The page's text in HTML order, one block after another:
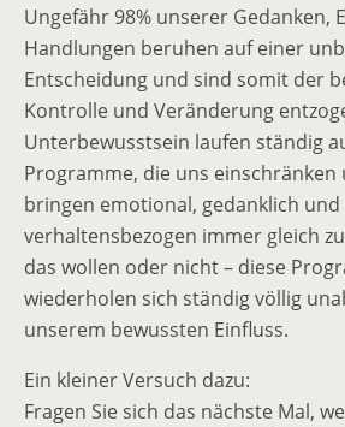
Ungefähr 98% unserer Gedanken,
Handlungen beruhen auf einer
Entscheidung und sind somit der
Kontrolle und Veränderung
Unterbewusstsein laufen ständig
Programme, die uns einschränken
bringen emotional, gedanklich und
verhaltensbezogen immer gleich
das wollen oder nicht – diese
wiederholen sich ständig völlig
unserem bewussten Einfluss.
Ein kleiner Versuch dazu:
Fragen Sie sich das nächste Mal,